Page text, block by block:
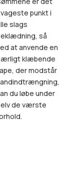
punkt i
slags
så
at anvende en
klæbende
der modstår
du løbe under
de værste